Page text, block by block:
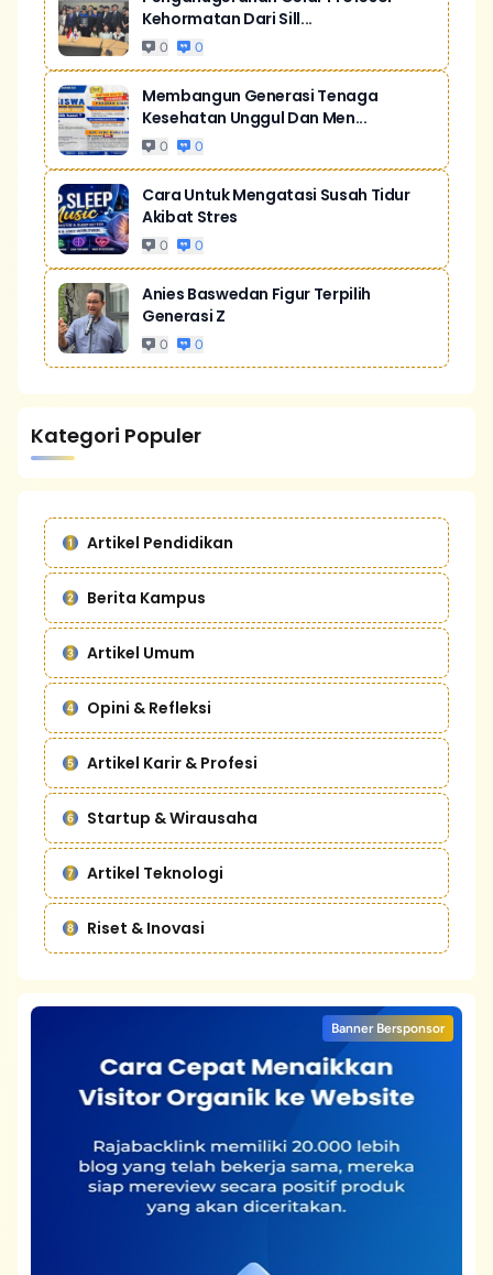
Kehormatan Dari Sill...
0 0
Membangun Generasi Tenaga
Kesehatan Unggul Dan Men...
0 0
Cara Untuk Mengatasi Susah Tidur
Akibat Stres
0 0
Anies Baswedan Figur Terpilih
Generasi Z
0 0
Kategori Populer
Artikel Pendidikan
Berita Kampus
Artikel Umum
Opini & Refleksi
Artikel Karir & Profesi
Startup & Wirausaha
Artikel Teknologi
Riset & Inovasi
Banner Bersponsor